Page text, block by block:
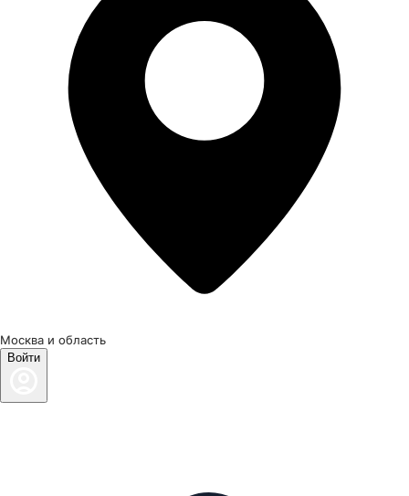
Москва и область
Войти